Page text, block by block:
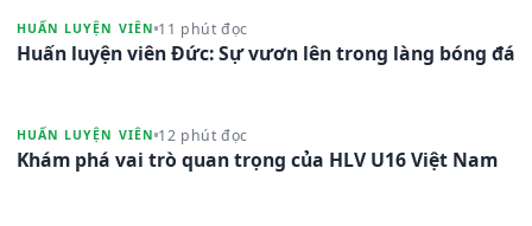
HUẤN LUYỆN VIÊN 11 phút đọc
Huấn luyện viên Đức: Sự vươn lên trong làng bóng đá
HUẤN LUYỆN VIÊN 12 phút đọc
Khám phá vai trò quan trọng của HLV U16 Việt Nam